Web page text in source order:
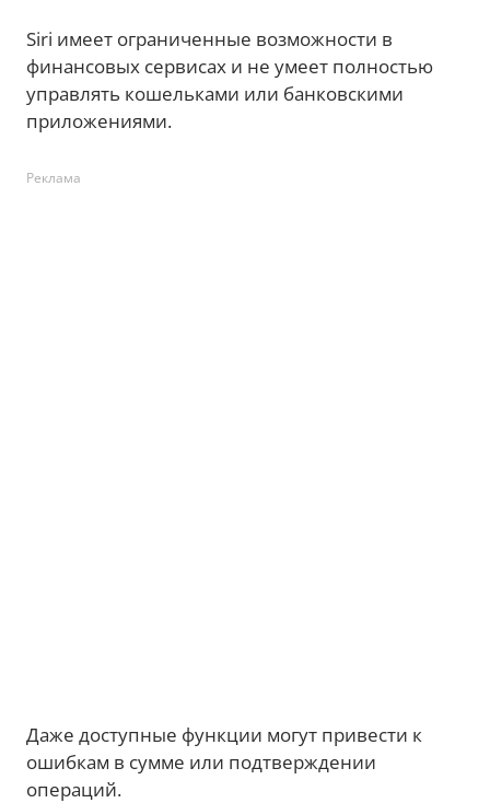
Siri имеет ограниченные возможности в
финансовых сервисах и не умеет полностью
управлять кошельками или банковскими
приложениями.
Реклама
Даже доступные функции могут привести к
ошибкам в сумме или подтверждении
операций.